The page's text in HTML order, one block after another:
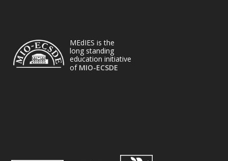
MEdIES is the
long standing
education initiative
of MIO-ECSDE